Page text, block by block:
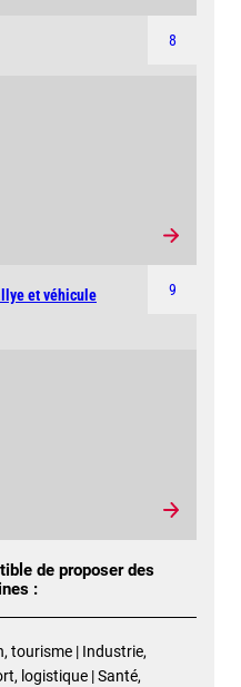
8
9
et véhicule
de proposer des
:
tourisme | Industrie,
logistique | Santé,